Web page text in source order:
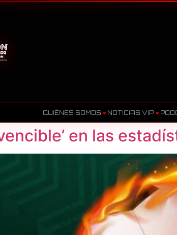
QUIÉNES SOMOS NOTICIAS VIP
en las